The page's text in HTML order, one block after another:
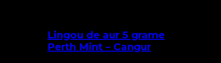
Lingou de aur 5 grame
Perth Mint – Cangur